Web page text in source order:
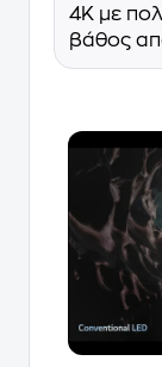
4K με
βάθος